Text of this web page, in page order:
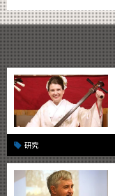
研究